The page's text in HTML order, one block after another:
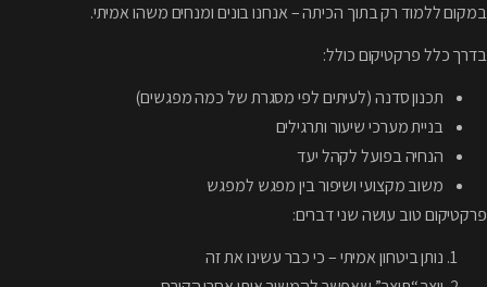
במקום ללמוד רק בתוך הכיתה – אנחנו בונים ומנחים משהו אמיתי.
בדרך כלל פרקטיקום כולל:
תכנון סדנה (לעיתים לפי מסגרת של כמה מפגשים)
בניית מערכי שיעור ותרגילים
הנחיה בפועל לקהל יעד
משוב מקצועי ושיפור בין מפגש למפגש
פרקטיקום טוב עושה שני דברים:
נותן ביטחון אמיתי – כי כבר עשינו את זה